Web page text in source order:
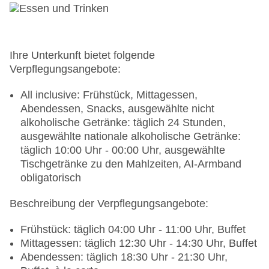
Gebäudeanzahl: 8, Etagen: 2, Zimmer: 418,
Landeskategorie: 5 Sterne
Ihre Unterkunft bietet folgende
Verpflegungsangebote:
All inclusive: Frühstück, Mittagessen,
Abendessen, Snacks, ausgewählte nicht
alkoholische Getränke: täglich 24 Stunden,
ausgewählte nationale alkoholische Getränke:
täglich 10:00 Uhr - 00:00 Uhr, ausgewählte
Tischgetränke zu den Mahlzeiten, AI-Armband
obligatorisch
Beschreibung der Verpflegungsangebote:
Frühstück: täglich 04:00 Uhr - 11:00 Uhr, Buffet
Mittagessen: täglich 12:30 Uhr - 14:30 Uhr, Buffet
Abendessen: täglich 18:30 Uhr - 21:30 Uhr,